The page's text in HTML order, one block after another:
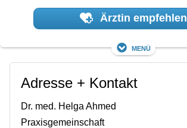
Ärztin empfehlen
Menü
Adresse + Kontakt
Dr. med. Helga Ahmed
Praxisgemeinschaft